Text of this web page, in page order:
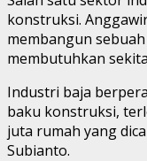
konstruksi.
membangun
membutuhkan
Industri baja
baku konstruksi,
juta rumah yang
Subianto.